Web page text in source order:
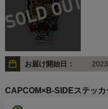
お届け開始日：
CAPCOM×B-SIDEステッ